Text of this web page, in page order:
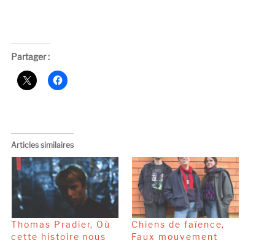
Partager :
Articles similaires
Thomas Pradier, Où
cette histoire nous
Chiens de faïence,
Faux mouvement